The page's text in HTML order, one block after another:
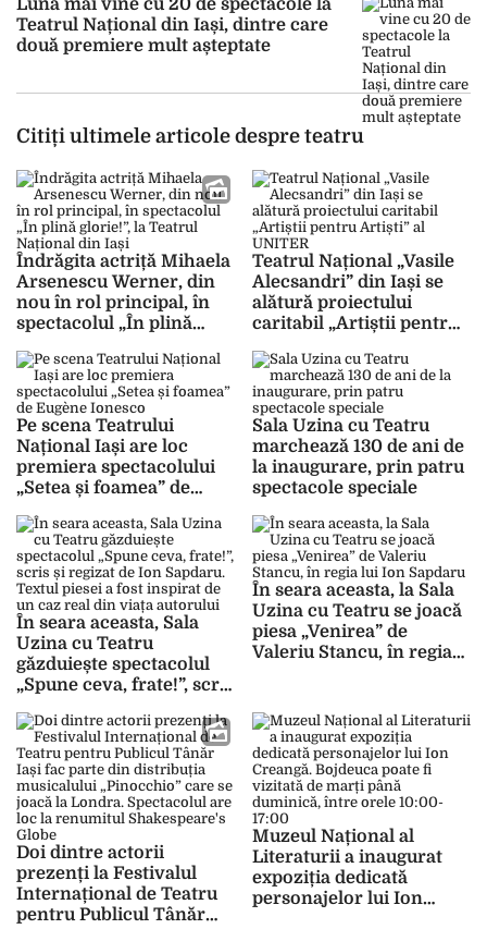
Luna mai vine cu 20 de spectacole la
Teatrul Național din Iași, dintre care
două premiere mult așteptate
Citiți ultimele articole despre teatru
Îndrăgita actriță Mihaela
Arsenescu Werner, din
nou în rol principal, în
spectacolul „În plină
Național din Iași
Teatrul Național „Vasile
Alecsandri” din Iași se
alătură proiectului
caritabil „Artiștii pentru
Pe scena Teatrului
Național Iași are loc
premiera spectacolului
„Setea și foamea” de
Sala Uzina cu Teatru
marchează 130 de ani de
la inaugurare, prin patru
spectacole speciale
În seara aceasta, Sala
Uzina cu Teatru
găzduiește spectacolul
„Spune ceva, frate!”, scris
Textul piesei a fost
inspirat de un caz real
din viața autorului
În seara aceasta, la Sala
Uzina cu Teatru se joacă
piesa „Venirea” de
Valeriu Stancu, în regia
Doi dintre actorii
prezenți la Festivalul
Internațional de Teatru
pentru Publicul Tânăr
Muzeul Național al
Literaturii a inaugurat
expoziția dedicată
personajelor lui Ion